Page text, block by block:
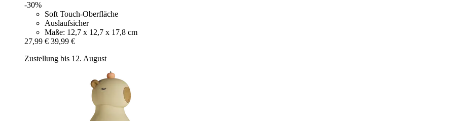
-30%
Soft Touch-Oberfläche
Auslaufsicher
Maße: 12,7 x 12,7 x 17,8 cm
27,99 € 39,99 €
Zustellung bis 12. August